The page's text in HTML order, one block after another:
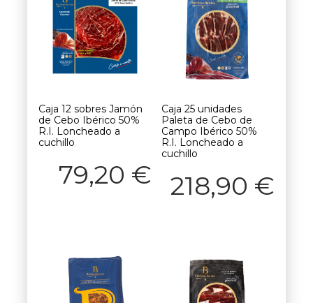
Caja 12 sobres Jamón
de Cebo Ibérico 50%
R.I. Loncheado a
cuchillo
79,20 €
Caja 25 unidades
Paleta de Cebo de
Campo Ibérico 50%
R.I. Loncheado a
cuchillo
218,90 €